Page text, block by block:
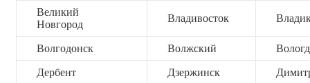
Великий
Новгород
Владивосток
Волгодонск Волжский
Дербент Дзержинск